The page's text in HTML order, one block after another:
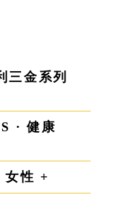
三金系列
· 健康
女性 +